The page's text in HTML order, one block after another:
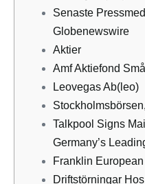
Senaste
Globenewswire
Aktier
Amf Aktiefond
Leovegas Ab(leo)
Talkpool Signs
Germany’s
Franklin
Driftstörningar